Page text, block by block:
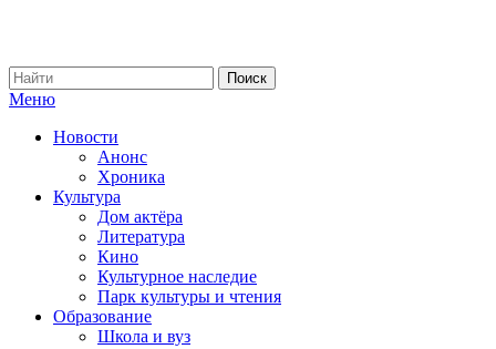
Меню
Новости
Анонс
Хроника
Культура
Дом актёра
Литература
Кино
Культурное наследие
Парк культуры и чтения
Образование
Школа и вуз